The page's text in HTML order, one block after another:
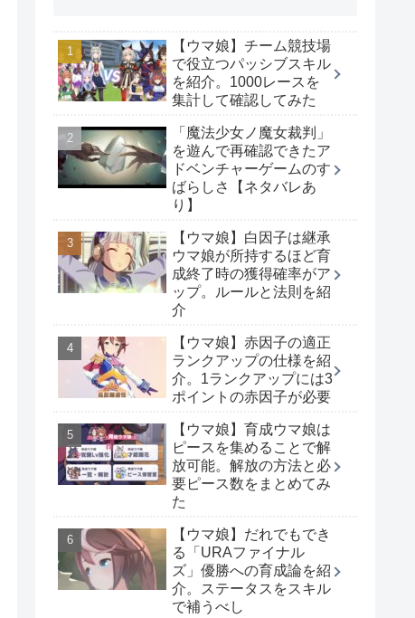
【ウマ娘】チーム競技場
で役立つパッシブスキル
を紹介。1000レースを
集計して確認してみた
「魔法少女ノ魔女裁判」
を遊んで再確認できたア
ドベンチャーゲームのす
ばらしさ【ネタバレあ
り】
【ウマ娘】白因子は継承
ウマ娘が所持するほど育
成終了時の獲得確率がア
ップ。ルールと法則を紹
介
【ウマ娘】赤因子の適正
ランクアップの仕様を紹
介。1ランクアップには3
ポイントの赤因子が必要
【ウマ娘】育成ウマ娘は
ピースを集めることで解
放可能。解放の方法と必
要ピース数をまとめてみ
た
【ウマ娘】だれでもでき
る「URAファイナル
ズ」優勝への育成論を紹
介。ステータスをスキル
で補うべし